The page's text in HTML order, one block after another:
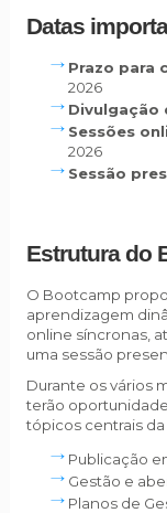
Datas
Prazo para
2026
Divulgação
Sessões
2026
Sessão
Estrutura do
O Bootcamp
aprendizagem
online síncronas,
uma sessão
Durante os vários
terão
tópicos centrais
Publicação
Gestão e
Planos de